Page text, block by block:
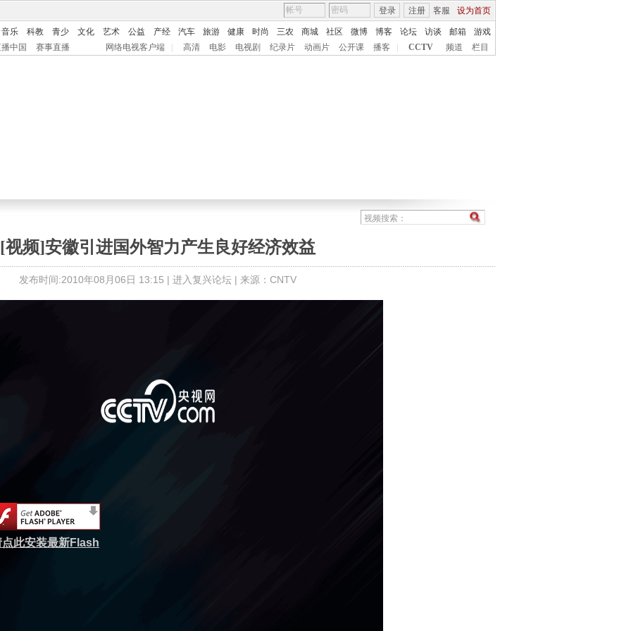
客服 设为首页
登录 注册
音乐 科教 青少 文化 艺术 公益 产经 汽车 旅游 健康 时尚 三农 商城 社区 微博 博客 论坛 访谈 邮箱
游戏
中国
赛事直播 网络电视客户端 高清 电影 电视剧 纪录片 动画片 公开课 播客 CCTV 频道 栏目
[视频]安徽引进国外智力产生良好经济效益
发布时间:2010年08月06日 13:15 | 进入复兴论坛 | 来源：CNTV
点此安装最新Flash